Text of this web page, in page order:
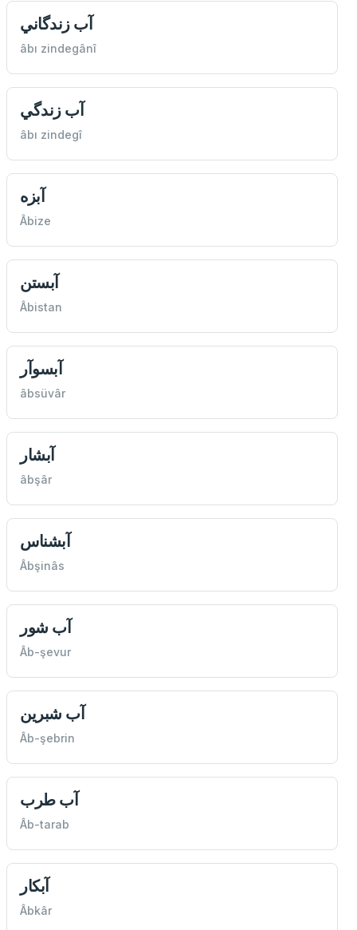
آب زندگاني
âbı zindegânî
آب زندگي
âbı zindegî
آبزه
Âbize
آبستن
Âbistan
آبسوآر
âbsüvâr
آبشار
âbşâr
آبشناس
Âbşinâs
آب شور
Âb-şevur
آب شبرين
Âb-şebrin
آب طرب
Âb-tarab
آبكار
Âbkâr